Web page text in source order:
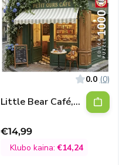
0.0 (0)
Little Bear Café,
Išpardavimo
kaina
€14,99
Klubo kaina:€14,24